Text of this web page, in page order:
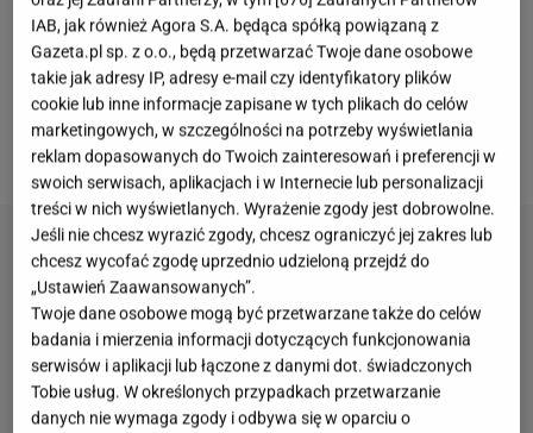
latach nieobecności. Jednak pod nazwą "Gossip girl"
kryje się nowy scenariusz i obsada. Fani serialu z
2007 roku nie zobaczą już swoich ulubionych
bohaterów. Ich miejsce zajęli nowi, młodsi, którzy
przejęli kontrolę nad szkołą.
IAB, jak również Agora S.A. będąca spółką powiązaną z
Gazeta.pl sp. z o.o., będą przetwarzać Twoje dane osobowe
takie jak adresy IP, adresy e-mail czy identyfikatory plików
cookie lub inne informacje zapisane w tych plikach do celów
marketingowych, w szczególności na potrzeby wyświetlania
reklam dopasowanych do Twoich zainteresowań i preferencji w
swoich serwisach, aplikacjach i w Internecie lub personalizacji
treści w nich wyświetlanych. Wyrażenie zgody jest dobrowolne.
Jeśli nie chcesz wyrazić zgody, chcesz ograniczyć jej zakres lub
chcesz wycofać zgodę uprzednio udzieloną przejdź do
„Ustawień Zaawansowanych”.
Twoje dane osobowe mogą być przetwarzane także do celów
badania i mierzenia informacji dotyczących funkcjonowania
serwisów i aplikacji lub łączone z danymi dot. świadczonych
Tobie usług. W określonych przypadkach przetwarzanie
danych nie wymaga zgody i odbywa się w oparciu o